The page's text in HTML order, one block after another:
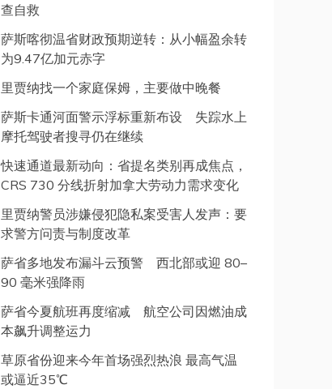
查自救
萨斯喀彻温省财政预期逆转：从小幅盈余转
为9.47亿加元赤字
里贾纳找一个家庭保姆，主要做中晚餐
萨斯卡通河面警示浮标重新布设 失踪水上
摩托驾驶者搜寻仍在继续
快速通道最新动向：省提名类别再成焦点，
CRS 730 分线折射加拿大劳动力需求变化
里贾纳警员涉嫌侵犯隐私案受害人发声：要
求警方问责与制度改革
萨省多地发布漏斗云预警 西北部或迎 80–
90 毫米强降雨
萨省今夏航班再度缩减 航空公司因燃油成
本飙升调整运力
草原省份迎来今年首场强烈热浪 最高气温
或逼近35℃